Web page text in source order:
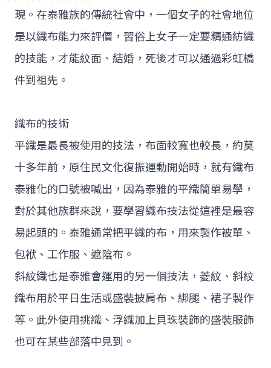
現。在泰雅族的傳統社會中，一個女子的社會地位
是以織布能力來評價，習俗上女子一定要精通紡織
的技能，才能紋面、結婚，死後才可以通過彩虹橋
件到祖先。
織布的技術
平織是最長被使用的技法，布面較寬也較長，約莫
十多年前，原住民文化復振運動開始時，就有織布
泰雅化的口號被喊出，因為泰雅的平織簡單易學，
對於其他族群來說，要學習織布技法從這裡是最容
易起頭的。泰雅通常把平織的布，用來製作被單、
包袱、工作服、遮陰布。
斜紋織也是泰雅會運用的另一個技法，菱紋、斜紋
織布用於平日生活或盛裝披肩布、綁腿、裙子製作
等。此外使用挑織、浮織加上貝珠裝飾的盛裝服飾
也可在某些部落中見到。